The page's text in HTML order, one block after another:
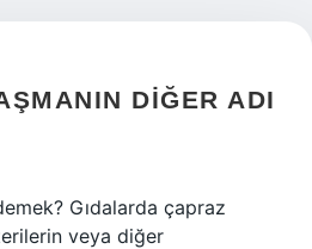
DIĞER ADI
Gıdalarda çapraz
veya diğer